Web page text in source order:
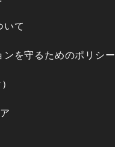
いて
を守るためのポリシー